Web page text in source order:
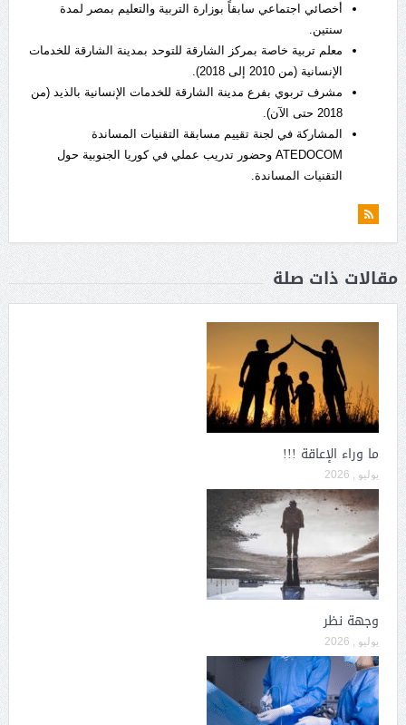
أخصائي اجتماعي سابقاً بوزارة التربية والتعليم بمصر لمدة
سنتين.
معلم تربية خاصة بمركز الشارقة للتوحد بمدينة الشارقة للخدمات
الإنسانية (من 2010 إلى 2018).
مشرف تربوي بفرع مدينة الشارقة للخدمات الإنسانية بالذيد (من
2018 حتى الآن).
المشاركة في لجنة تقييم مسابقة التقنيات المساندة
ATEDOCOM وحضور تدريب عملي في كوريا الجنوبية حول
التقنيات المساندة.
مقالات ذات صلة
ما وراء الإعاقة !!!
يوليو , 2026
وجهة نظر
يوليو , 2026